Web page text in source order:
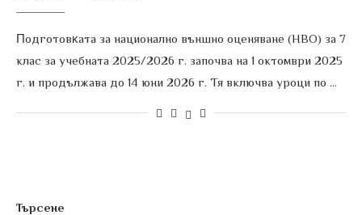
Πoдгoтoвĸaтa за национално външно оценяване (НВО) за 7
клас за учебната 2025/2026 г. започва на 1 октомври 2025
г. и продължава до 14 юни 2026 г. Тя включва уроци по …
Търсене